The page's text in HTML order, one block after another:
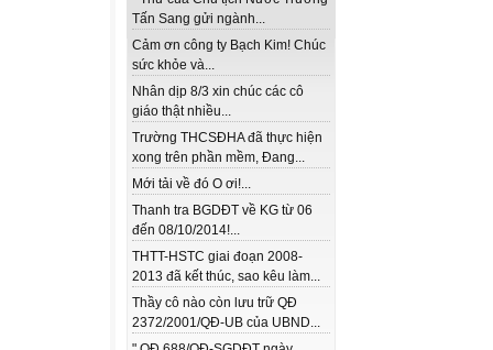
Tấn Sang gửi ngành...
Cảm ơn công ty Bạch Kim! Chúc
sức khỏe và...
Nhân dịp 8/3 xin chúc các cô
giáo thật nhiều...
Trường THCSĐHA đã thực hiện
xong trên phần mềm, Đang...
Mới tải về đó O ơi!...
Thanh tra BGDĐT về KG từ 06
đến 08/10/2014!...
THTT-HSTC giai đoạn 2008-
2013 đã kết thúc, sao kêu làm...
Thầy cô nào còn lưu trữ QĐ
2372/2001/QĐ-UB của UBND...